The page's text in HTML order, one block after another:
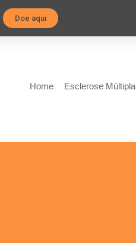
Doe aqui
Home Esclerose Múltipla